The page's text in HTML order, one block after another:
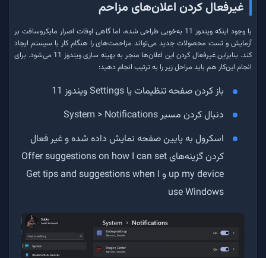
غیرفعال کردن اعلان‌های مزاحم
با وجود اینکه ویندوز 11 به‌خوبی طراحی شده، اما گاهی اوقات اصرار مایکروسافت بر
آزمایش و تست محصولات جدید می‌تواند مزاحمت‌های را هنگام کار با سیستم ایجاد
کند. بنابراین غیرفعال کردن این اعلان‌ها منجر به بهینه سازی ویندوز 11 می‌شود. برای
انجام این‌کار هم باید مراحل زیر را به ترتیب انجام دهید:
باز کردن صفحه تنظیمات یا Settings ویندوز 11
دنبال کردن مسیر System > Notifications
اسکرول به پایین صفحه نمایش داده شده و غیر فعال
کردن گزینه‌های Offer suggestions on how I can set
up my device و Get tips and suggestions when I
use Windows